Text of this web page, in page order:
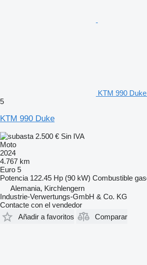
KTM 990
5
KTM 990 Duke
2.500 € Sin IVA
Moto
2024
4.767 km
Euro 5
Potencia 122.45 Hp (90 kW) Combustible
Alemania, Kirchlengern
Industrie-Verwertungs-GmbH & Co. KG
Contacte con el vendedor
Añadir a favoritos
Comparar